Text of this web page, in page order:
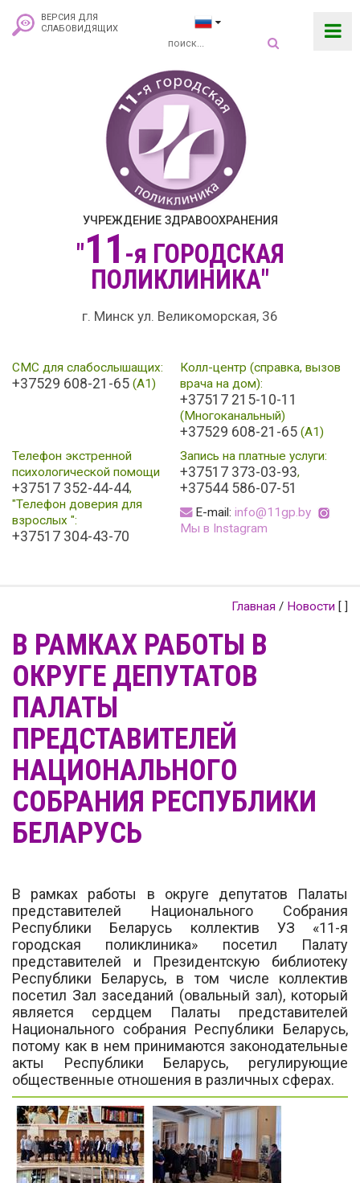
ВЕРСИЯ ДЛЯ
СЛАБОВИДЯЩИХ
УЧРЕЖДЕНИЕ ЗДРАВООХРАНЕНИЯ
"11 -я ГОРОДСКАЯ
ПОЛИКЛИНИКА"
г. Минск ул. Великоморская, 36
СМС для слабослышащих:
+37529 608-21-65 (А1)
Колл-центр (справка, вызов
врача на дом):
+37517 215-10-11
(Многоканальный)
+37529 608-21-65 (A1)
Телефон экстренной
психологической помощи
+37517 352-44-44,
"Телефон доверия для
взрослых ":
+37517 304-43-70
Запись на платные услуги:
+37517 373-03-93,
+37544 586-07-51
E-mail: info@11gp.by
Мы в Instagram
Главная / Новости [ ]
В РАМКАХ РАБОТЫ В
ОКРУГЕ ДЕПУТАТОВ
ПАЛАТЫ
ПРЕДСТАВИТЕЛЕЙ
НАЦИОНАЛЬНОГО
СОБРАНИЯ РЕСПУБЛИКИ
БЕЛАРУСЬ
В рамках работы в округе депутатов Палаты
представителей Национального Собрания
Республики Беларусь коллектив УЗ «11-я
городская поликлиника» посетил Палату
представителей и Президентскую библиотеку
Республики Беларусь, в том числе коллектив
посетил Зал заседаний (овальный зал), который
является сердцем Палаты представителей
Национального собрания Республики Беларусь,
потому как в нем принимаются законодательные
акты Республики Беларусь, регулирующие
общественные отношения в различных сферах.